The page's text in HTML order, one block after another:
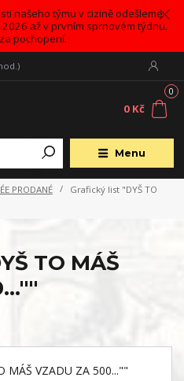
našeho týmu v cizině odešleme
až v prvním sprnovém týdnu.
pochopení.
Menu
0
0 Kč
PRODANÉ
Grafický list "DYŠ TO
TO MÁŠ